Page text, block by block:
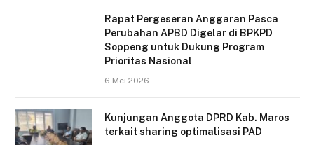
Rapat Pergeseran Anggaran Pasca
Perubahan APBD Digelar di BPKPD
Soppeng untuk Dukung Program
Prioritas Nasional
6 Mei 2026
Kunjungan Anggota DPRD Kab. Maros
terkait sharing optimalisasi PAD